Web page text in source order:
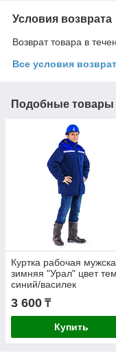
Условия возврата
Возврат товара в
Все условия
Подобные товары
Куртка рабочая
зимняя "Урал" цвет
синий/василек
3 600 ₸
Купить